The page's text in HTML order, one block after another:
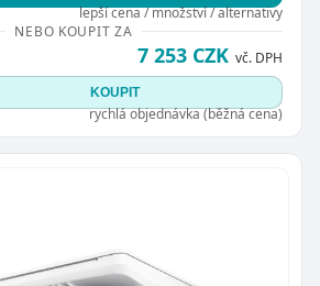
lepší cena / množství / alternativy
NEBO KOUPIT ZA
7 253 CZK vč. DPH
KOUPIT
rychlá objednávka (běžná cena)